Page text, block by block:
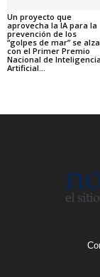
Un proyecto que
aprovecha la IA para la
prevención de los
“golpes de mar” se alza
con el Primer Premio
Nacional de Inteligencia
Artificial...